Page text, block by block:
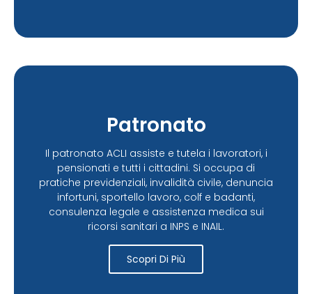
Patronato
Il patronato ACLI assiste e tutela i lavoratori, i
pensionati e tutti i cittadini. Si occupa di
pratiche previdenziali, invalidità civile, denuncia
infortuni, sportello lavoro, colf e badanti,
consulenza legale e assistenza medica sui
ricorsi sanitari a INPS e INAIL.
Scopri Di Più